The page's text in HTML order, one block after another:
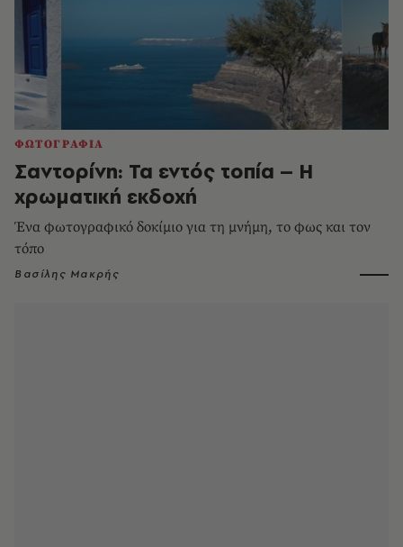
ΦΩΤΟΓΡΑΦΙΑ
Σαντορίνη: Τα εντός τοπία – Η
χρωματική εκδοχή
Ένα φωτογραφικό δοκίμιο για τη μνήμη, το φως και τον
τόπο
Βασίλης Μακρής